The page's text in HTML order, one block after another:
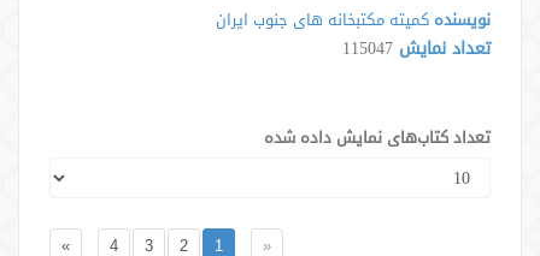
نویسنده کمیته مکتبخانه های جنوب ایران
تعداد نمایش 115047
تعداد کتاب‌های نمایش داده شده
«
1
2
3
4
»